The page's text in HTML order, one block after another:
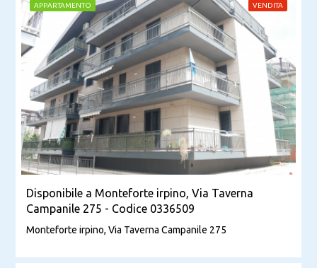
APPARTAMENTO VENDITA
Disponibile a Monteforte irpino, Via Taverna
Campanile 275 - Codice 0336509
Monteforte irpino, Via Taverna Campanile 275